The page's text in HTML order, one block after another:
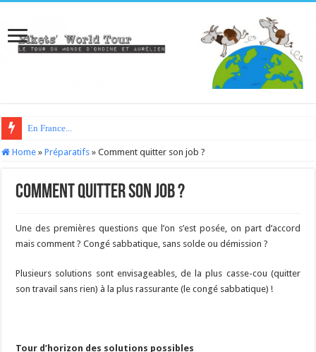
En France...
Home » Préparatifs » Comment quitter son job ?
Comment quitter son job ?
Une des premières questions que l’on s’est posée, on part d’accord
mais comment ? Congé sabbatique, sans solde ou démission ?
Plusieurs solutions sont envisageables, de la plus casse-cou (quitter
son travail sans rien) à la plus rassurante (le congé sabbatique) !
Tour d’horizon des solutions possibles